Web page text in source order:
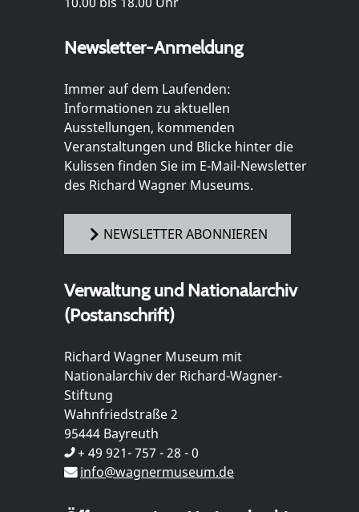
Newsletter-Anmeldung
Immer auf dem Laufenden:
Informationen zu aktuellen
Ausstellungen, kommenden
Veranstaltungen und Blicke hinter die
Kulissen finden Sie im E-Mail-Newsletter
des Richard Wagner Museums.
NEWSLETTER ABONNIEREN
Verwaltung und Nationalarchiv
(Postanschrift)
Richard Wagner Museum mit
Nationalarchiv der Richard-Wagner-
Stiftung
Wahnfriedstraße 2
95444 Bayreuth
+ 49 921- 757 - 28 - 0
info@wagnermuseum.de